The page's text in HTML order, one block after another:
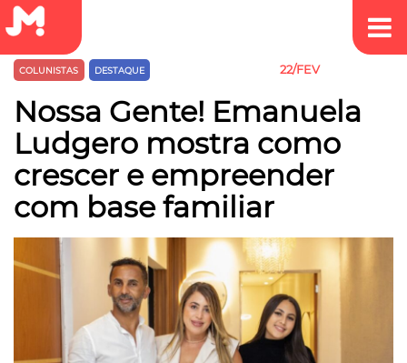
COLUNISTAS DESTAQUE 22/FEV
Nossa Gente! Emanuela
Ludgero mostra como
crescer e empreender
com base familiar